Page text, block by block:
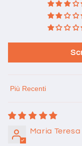
Sort by
Maria Teresa